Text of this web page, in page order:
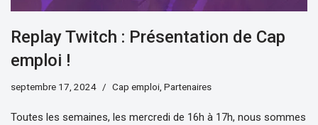
Replay Twitch : Présentation de Cap
emploi !
septembre 17, 2024 Cap emploi, Partenaires
Toutes les semaines, les mercredi de 16h à 17h, nous sommes